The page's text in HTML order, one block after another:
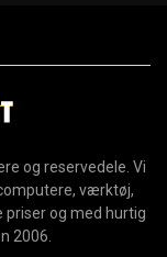
og reservedele. Vi
værktøj,
priser og med hurtig
2006.